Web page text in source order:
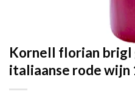
Kornell florian brigl
italiaanse rode wijn